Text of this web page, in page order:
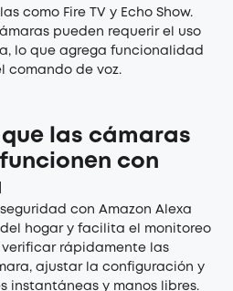
como Fire TV y Echo Show.
pueden requerir el uso
lo que agrega funcionalidad
comando de voz.
que las cámaras
con
con Amazon Alexa
hogar y facilita el monitoreo
verificar rápidamente las
ajustar la configuración y
instantáneas y manos libres.